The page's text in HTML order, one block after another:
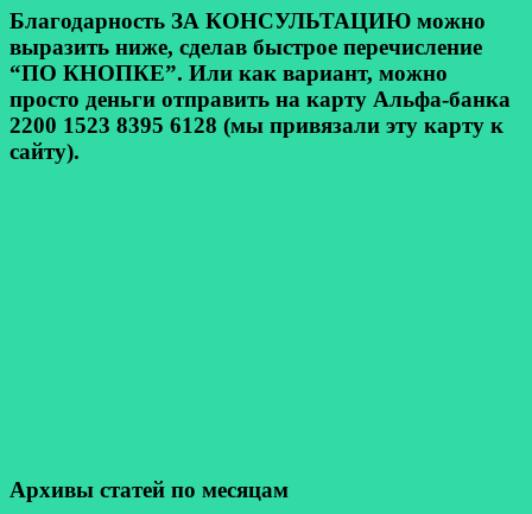
Благодарность ЗА КОНСУЛЬТАЦИЮ можно
выразить ниже, сделав быстрое перечисление
“ПО КНОПКЕ”. Или как вариант, можно
просто деньги отправить на карту Альфа-банка
2200 1523 8395 6128 (мы привязали эту карту к
сайту).
Архивы статей по месяцам